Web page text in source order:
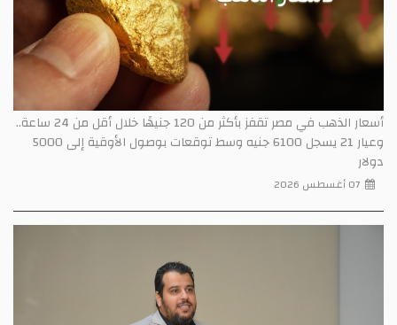
أسعار الذهب في مصر تقفز بأكثر من 120 جنيهًا خلال أقل من 24 ساعة..
وعيار 21 يسجل 6100 جنيه وسط توقعات بوصول الأوقية إلى 5000
دولار
07 أغسطس 2026